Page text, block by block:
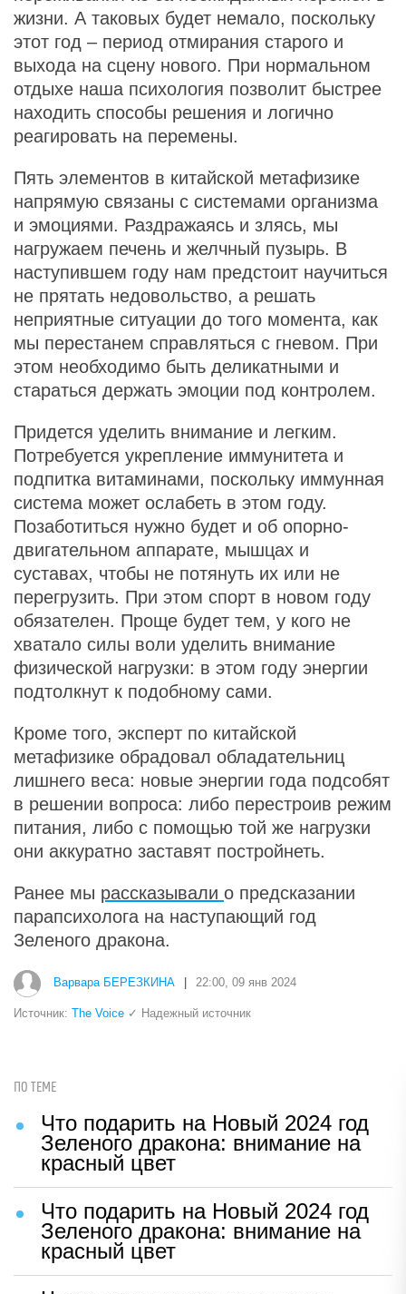
жизни. А таковых будет немало, поскольку
этот год – период отмирания старого и
выхода на сцену нового. При нормальном
отдыхе наша психология позволит быстрее
находить способы решения и логично
реагировать на перемены.
Пять элементов в китайской метафизике
напрямую связаны с системами организма
и эмоциями. Раздражаясь и злясь, мы
нагружаем печень и желчный пузырь. В
наступившем году нам предстоит научиться
не прятать недовольство, а решать
неприятные ситуации до того момента, как
мы перестанем справляться с гневом. При
этом необходимо быть деликатными и
стараться держать эмоции под контролем.
Придется уделить внимание и легким.
Потребуется укрепление иммунитета и
подпитка витаминами, поскольку иммунная
система может ослабеть в этом году.
Позаботиться нужно будет и об опорно-
двигательном аппарате, мышцах и
суставах, чтобы не потянуть их или не
перегрузить. При этом спорт в новом году
обязателен. Проще будет тем, у кого не
хватало силы воли уделить внимание
физической нагрузки: в этом году энергии
подтолкнут к подобному сами.
Кроме того, эксперт по китайской
метафизике обрадовал обладательниц
лишнего веса: новые энергии года подсобят
в решении вопроса: либо перестроив режим
питания, либо с помощью той же нагрузки
они аккуратно заставят постройнеть.
Ранее мы рассказывали о предсказании
парапсихолога на наступающий год
Зеленого дракона.
Варвара БЕРЕЗКИНА 22:00, 09 янв 2024
Источник: The Voice ✓ Надежный источник
ПО ТЕМЕ
Что подарить на Новый 2024 год
Зеленого дракона: внимание на
красный цвет
Что подарить на Новый 2024 год
Зеленого дракона: внимание на
красный цвет